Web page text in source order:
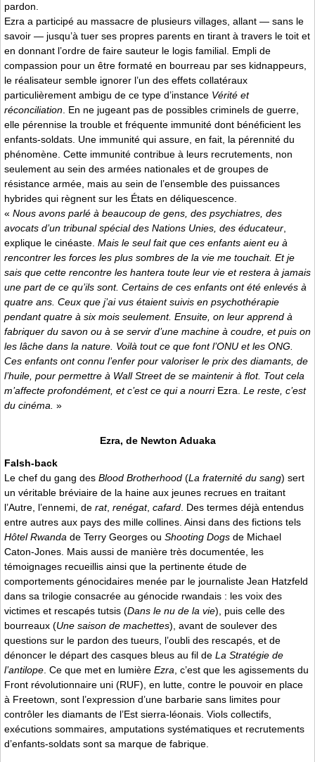
pardon.
Ezra a participé au massacre de plusieurs villages, allant — sans le
savoir — jusqu’à tuer ses propres parents en tirant à travers le toit et
en donnant l’ordre de faire sauteur le logis familial. Empli de
compassion pour un être formaté en bourreau par ses kidnappeurs,
le réalisateur semble ignorer l’un des effets collatéraux
particulièrement ambigu de ce type d’instance Vérité et
réconciliation. En ne jugeant pas de possibles criminels de guerre,
elle pérennise la trouble et fréquente immunité dont bénéficient les
enfants-soldats. Une immunité qui assure, en fait, la pérennité du
phénomène. Cette immunité contribue à leurs recrutements, non
seulement au sein des armées nationales et de groupes de
résistance armée, mais au sein de l’ensemble des puissances
hybrides qui règnent sur les États en déliquescence.
« Nous avons parlé à beaucoup de gens, des psychiatres, des
avocats d’un tribunal spécial des Nations Unies, des éducateur,
explique le cinéaste. Mais le seul fait que ces enfants aient eu à
rencontrer les forces les plus sombres de la vie me touchait. Et je
sais que cette rencontre les hantera toute leur vie et restera à jamais
une part de ce qu’ils sont. Certains de ces enfants ont été enlevés à
quatre ans. Ceux que j’ai vus étaient suivis en psychothérapie
pendant quatre à six mois seulement. Ensuite, on leur apprend à
fabriquer du savon ou à se servir d’une machine à coudre, et puis on
les lâche dans la nature. Voilà tout ce que font l’ONU et les ONG.
Ces enfants ont connu l’enfer pour valoriser le prix des diamants, de
l’huile, pour permettre à Wall Street de se maintenir à flot. Tout cela
m’affecte profondément, et c’est ce qui a nourriEzra. Le reste, c’est
du cinéma. »
Ezra, de Newton Aduaka
Falsh-back
Le chef du gang des Blood Brotherhood (La fraternité du sang) sert
un véritable bréviaire de la haine aux jeunes recrues en traitant
l’Autre, l’ennemi, de rat, renégat, cafard . Des termes déjà entendus
entre autres aux pays des mille collines. Ainsi dans des fictions tels
Hôtel Rwanda de Terry Georges ou Shooting Dogs de Michael
Caton-Jones. Mais aussi de manière très documentée, les
témoignages recueillis ainsi que la pertinente étude de
comportements génocidaires menée par le journaliste Jean Hatzfeld
dans sa trilogie consacrée au génocide rwandais : les voix des
victimes et rescapés tutsis (Dans le nu de la vie), puis celle des
bourreaux (Une saison de machettes), avant de soulever des
questions sur le pardon des tueurs, l’oubli des rescapés, et de
dénoncer le départ des casques bleus au fil de La Stratégie de
l’antilope . Ce que met en lumière Ezra , c’est que les agissements du
Front révolutionnaire uni (RUF), en lutte, contre le pouvoir en place
à Freetown, sont l’expression d’une barbarie sans limites pour
contrôler les diamants de l’Est sierra-léonais. Viols collectifs,
exécutions sommaires, amputations systématiques et recrutements
d’enfants-soldats sont sa marque de fabrique.